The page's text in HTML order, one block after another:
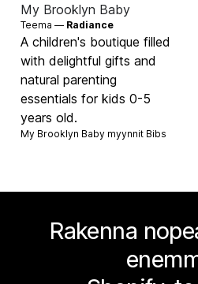
My Brooklyn Baby
Teema — Radiance
A children's boutique filled
with delightful gifts and
natural parenting
essentials for kids 0-5
years old.
My Brooklyn Baby myynnit Bibs
Rakenna